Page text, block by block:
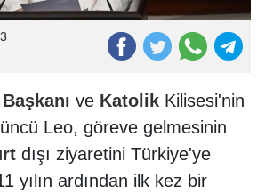
Başkanı ve Katolik Kilisesi'nin
Leo, göreve gelmesinin
dışı ziyaretini Türkiye'ye
yılın ardından ilk kez bir